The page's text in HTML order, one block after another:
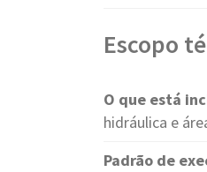
Escopo
O que está
hidráulica e
Padrão de